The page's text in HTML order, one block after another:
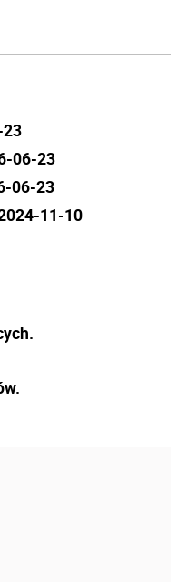
06-23
06-23
11-10